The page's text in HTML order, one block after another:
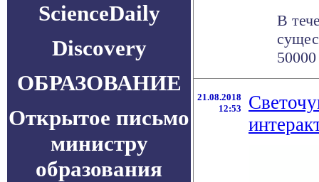
ScienceDaily
Discovery
ОБРАЗОВАНИЕ
Открытое письмо
министру
образования
В
21.08.2018
12:53